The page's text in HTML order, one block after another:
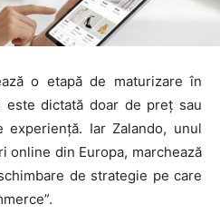
o etapă de maturizare în
dictată doar de preț sau
Iar Zalando, unul
online din Europa, marchează
de strategie pe care